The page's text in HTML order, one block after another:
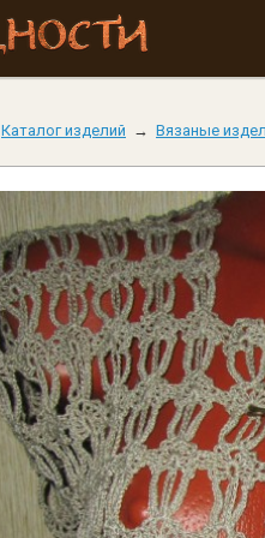
Каталог изделий → Вязаные